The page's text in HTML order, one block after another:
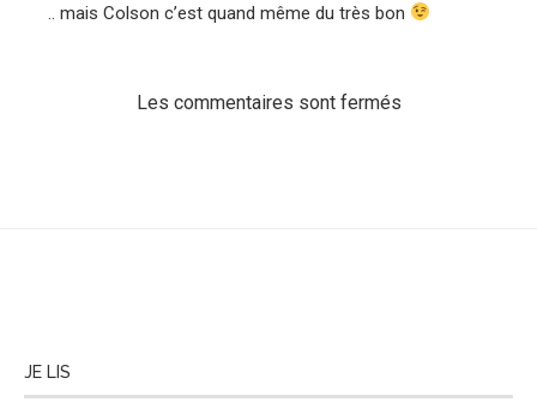
.. mais Colson c’est quand même du très bon
Les commentaires sont fermés
JE LIS